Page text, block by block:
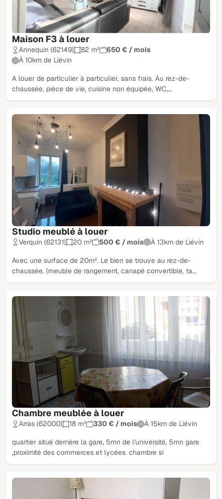
Maison F3 à louer
Annequin (62149) 82 m²
650 € / mois
À 10km de Liévin
A louer de particulier à particulier, sans frais. Au rez-de-
chaussée, pièce de vie, cuisine non équipée, WC,…
Studio meublé à louer
Verquin (62131) 20 m² 500 € / mois À 13km de Liévin
Avec une surface de 20m². Le bien se trouve au rez-de-
chaussée. (meuble de rangement, canapé convertible, ta…
Chambre meublée à louer
Arras (62000) 18 m² 330 € / mois À 15km de Liévin
quartier situé derrière la gare, 5mn de l'université, 5mn gare
,proximité des commerces et lycées. chambre si